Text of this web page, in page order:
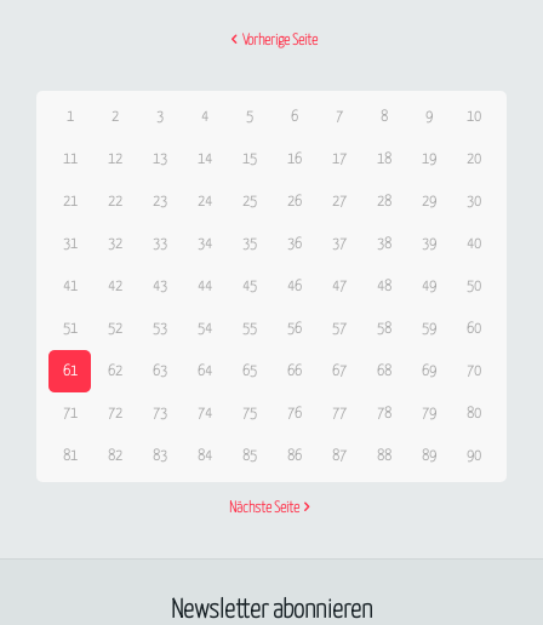
Vorherige Seite
1 2 3 4 5 6 7 8 9 10
11 12 13 14 15 16 17 18 19 20
21 22 23 24 25 26 27 28 29 30
31 32 33 34 35 36 37 38 39 40
41 42 43 44 45 46 47 48 49 50
51 52 53 54 55 56 57 58 59 60
61 62 63 64 65 66 67 68 69 70
71 72 73 74 75 76 77 78 79 80
81 82 83 84 85 86 87 88 89 90
Nächste Seite
Newsletter abonnieren